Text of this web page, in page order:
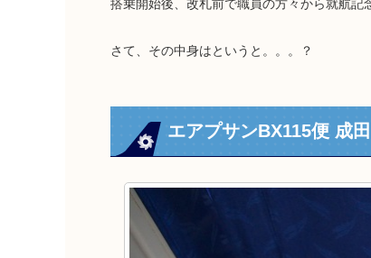
搭乗開始後、改札前で職員の方々から就航記
さて、その中身はというと。。。？
エアプサンBX115便 成